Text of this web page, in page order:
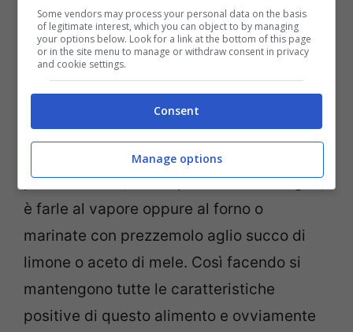
calcio aiuta a tenere sotto controllo lo
stimolo della fame. Inoltre alti livelli di
vitamina D nel corpo aiutano a non
accumulare grasso.
Il modo migliore per cucinare questo
pesce azzurro, nello specifico le acciughe,
è farle al vapore oppure al forno o
marinate con prezzemolo aglio succo di
limone o aceto di mele. Così facendo si
mantengono tutte le caratteristiche
positive di questo alimento e ovviamente
Some vendors may process your personal data on the basis
of legitimate interest, which you can object to by managing
your options below. Look for a link at the bottom of this page
or in the site menu to manage or withdraw consent in privacy
and cookie settings.
Consent
Manage options